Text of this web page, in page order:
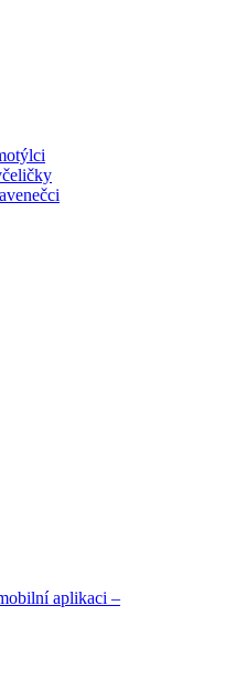
aplikaci –